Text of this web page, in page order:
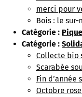
merci pour
Bois : le sur-
Catégorie :
Catégorie :
Collecte bio
Scarabée
Fin d’année
Octobre rose